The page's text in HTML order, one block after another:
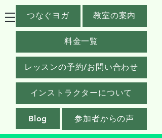
つなぐヨガ 教室の案内
料金一覧
レッスンの予約/お問い合わせ
インストラクターについて
Blog 参加者からの声